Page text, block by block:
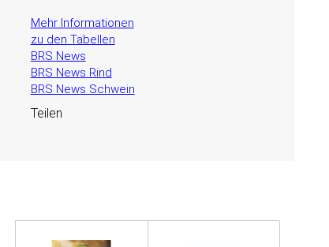
Mehr Informationen
zu den Tabellen
BRS News
BRS News Rind
BRS News Schwein
Teilen